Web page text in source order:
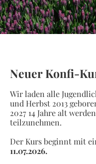
Neuer Konfi-
Wir laden alle
und Herbst 2013
2027 14 Jahre alt
teilzunehmen.
Der Kurs beginnt mit
11.07.2026.